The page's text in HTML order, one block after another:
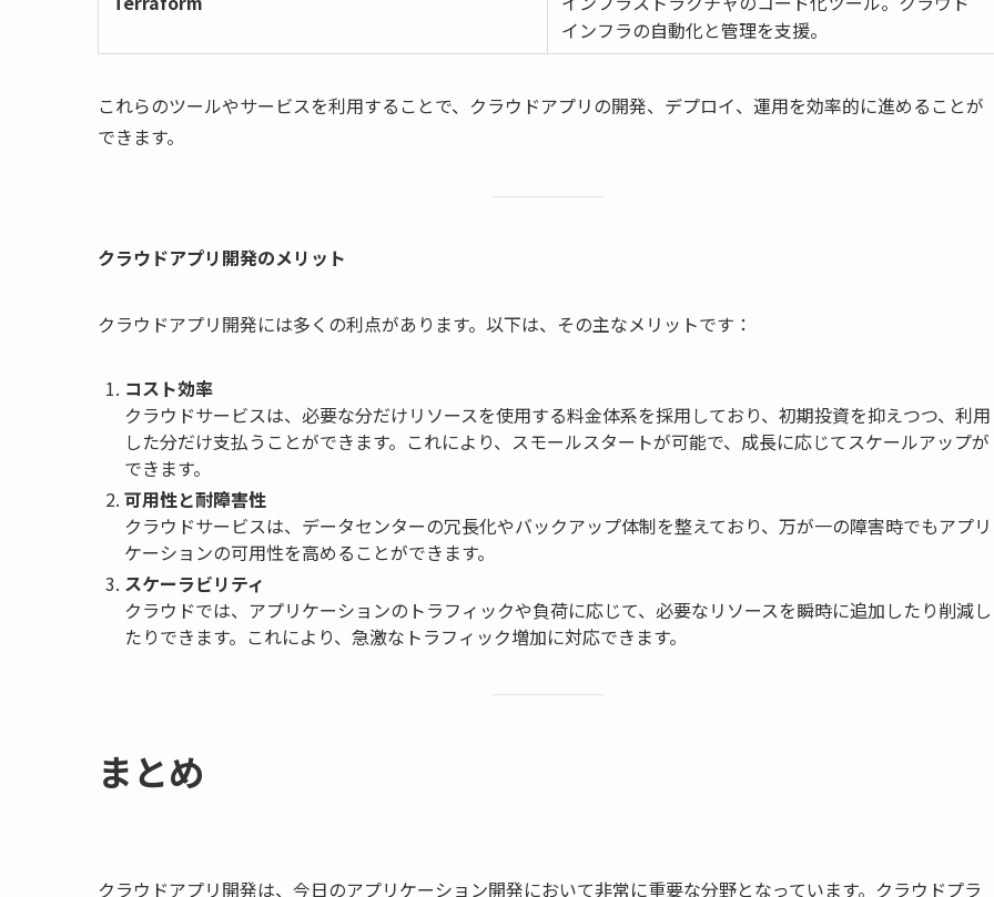
インフラの自動化と管理を支援。
これらのツールやサービスを利用することで、クラウドアプリの開発、デプロイ、運用を効率的に進めることが
できます。
クラウドアプリ開発のメリット
クラウドアプリ開発には多くの利点があります。以下は、その主なメリットです：
コスト効率
クラウドサービスは、必要な分だけリソースを使用する料金体系を採用しており、初期投資を抑えつつ、利用
した分だけ支払うことができます。これにより、スモールスタートが可能で、成長に応じてスケールアップが
できます。
可用性と耐障害性
クラウドサービスは、データセンターの冗長化やバックアップ体制を整えており、万が一の障害時でもアプリ
ケーションの可用性を高めることができます。
スケーラビリティ
クラウドでは、アプリケーションのトラフィックや負荷に応じて、必要なリソースを瞬時に追加したり削減し
たりできます。これにより、急激なトラフィック増加に対応できます。
まとめ
クラウドアプリ開発は、今日のアプリケーション開発において非常に重要な分野となっています。クラウドプラ